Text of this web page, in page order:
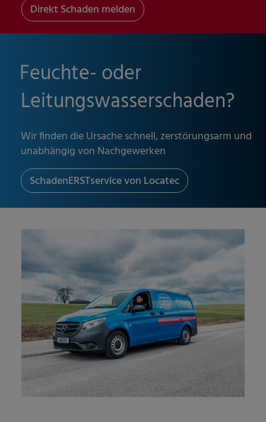
Feuchte- oder
Leitungswasserschaden?
Wir finden die Ursache schnell, zerstörungsarm und
unabhängig von Nachgewerken
SchadenERSTservice von Locatec
Direkt Schaden melden